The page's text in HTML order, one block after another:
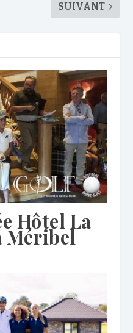
SUIVANT
Hôtel La
Méribel